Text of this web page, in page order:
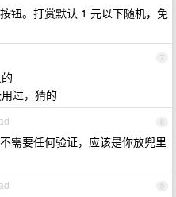
钮。打赏默认 1 元以下随机，免
7
过，猜的
8
需要任何验证，应该是你放兜里
9